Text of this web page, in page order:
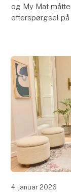
og My Mat
efterspørgsel på
4. januar 2026